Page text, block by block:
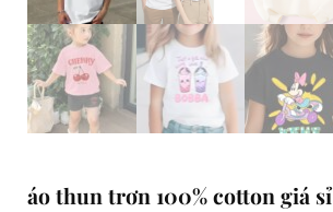
áo thun trơn 100% cotton giá sỉ